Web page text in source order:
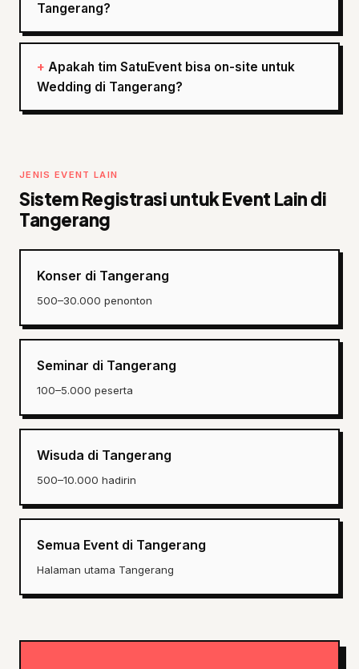
Tangerang?
Apakah tim SatuEvent bisa on-site untuk
Wedding di Tangerang?
JENIS EVENT LAIN
Sistem Registrasi untuk Event Lain di
Tangerang
Konser di Tangerang
500–30.000 penonton
Seminar di Tangerang
100–5.000 peserta
Wisuda di Tangerang
500–10.000 hadirin
Semua Event di Tangerang
Halaman utama Tangerang